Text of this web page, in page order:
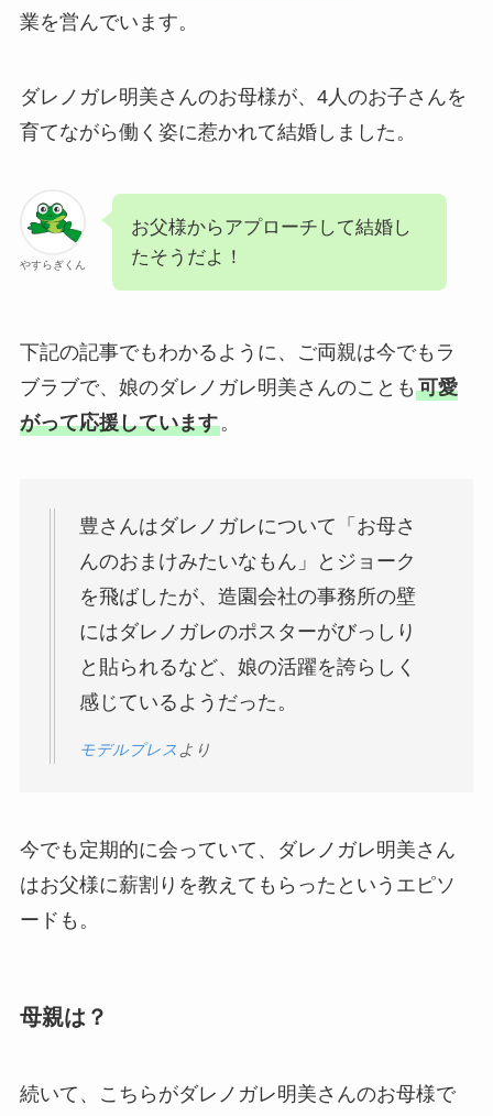
業を営んでいます。
ダレノガレ明美さんのお母様が、4人のお子さんを
育てながら働く姿に惹かれて結婚しました。
やすらぎくん
お父様からアプローチして結婚し
たそうだよ！
下記の記事でもわかるように、ご両親は今でもラ
ブラブで、娘のダレノガレ明美さんのことも 可愛
がって応援しています。
豊さんはダレノガレについて「お母さ
んのおまけみたいなもん」とジョーク
を飛ばしたが、造園会社の事務所の壁
にはダレノガレのポスターがびっしり
と貼られるなど、娘の活躍を誇らしく
感じているようだった。
モデルプレス より
今でも定期的に会っていて、ダレノガレ明美さん
はお父様に薪割りを教えてもらったというエピソ
ードも。
母親は？
続いて、こちらがダレノガレ明美さんのお母様で